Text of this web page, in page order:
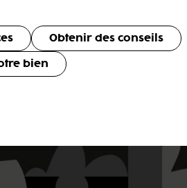
Obtenir des conseils
bien